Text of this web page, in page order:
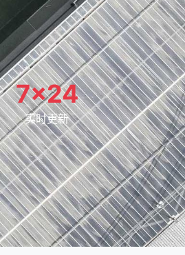
7×24
实时更新